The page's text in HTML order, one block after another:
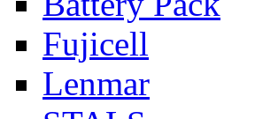
Fujicell
Lenmar